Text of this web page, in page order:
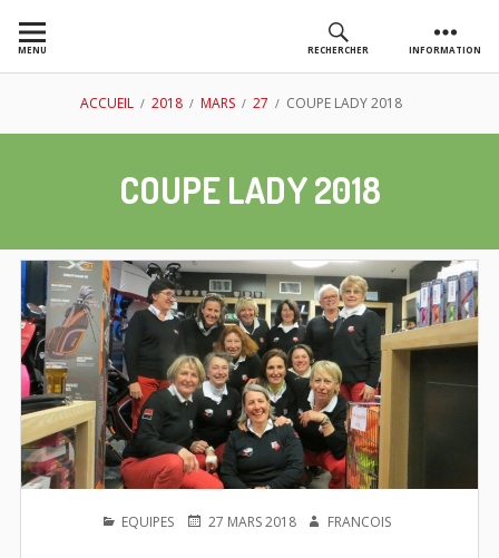
auMENU RECHERCHER INFORMATION
AS GOLF
CHASSIEU
ACCUEIL 2018 MARS 27 COUPE LADY 2018
COUPE LADY 2018
PUBLIÉ
EQUIPES
PUBLIÉ27 MARS 2018 AUTEUR
FRANCOIS